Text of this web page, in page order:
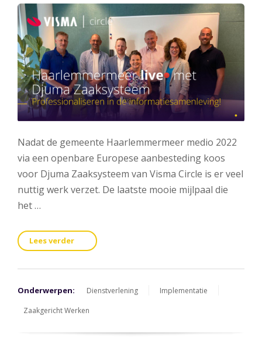
Nadat de gemeente Haarlemmermeer medio 2022
via een openbare Europese aanbesteding koos
voor Djuma Zaaksysteem van Visma Circle is er veel
nuttig werk verzet. De laatste mooie mijlpaal die
het …
Lees verder
Onderwerpen: Dienstverlening
Implementatie
Zaakgericht Werken